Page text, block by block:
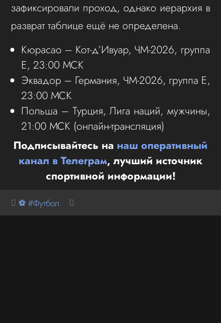
зафиксировали проход, однако иерархия в
разврат таблице ещё не определена.
Кюрасао – Кот-д’Ивуар, ЧМ-2026, группа
Е, 23:00 МСК
Эквадор – Германия, ЧМ-2026, группа Е,
23:00 МСК
Польша – Турция, Лига наций, мужчины,
21:00 МСК (онлайн-трансляция)
Подписывайтесь на наш оперативный
канал в Телеграм, лучший источник
спортивной информации!
⚽ #Футбол